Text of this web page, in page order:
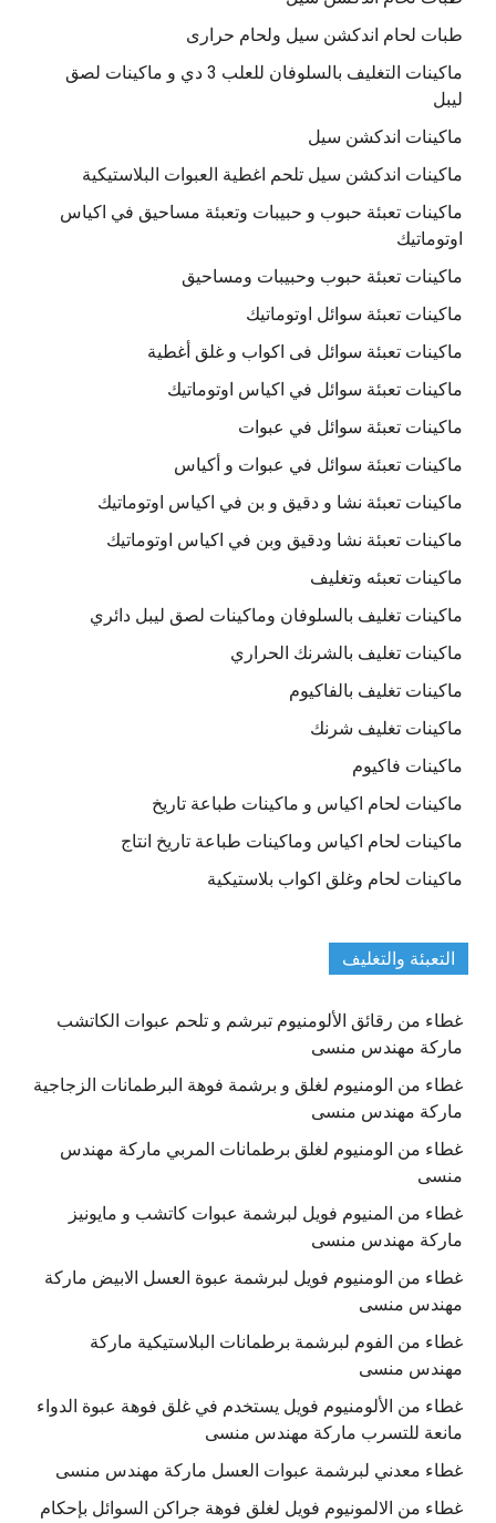
طبات لحام اندكشن سيل ولحام حرارى
ماكينات التغليف بالسلوفان للعلب 3 دي و ماكينات لصق
ليبل
ماكينات اندكشن سيل
ماكينات اندكشن سيل تلحم اغطية العبوات البلاستيكية
ماكينات تعبئة حبوب و حبيبات وتعبئة مساحيق في اكياس
اوتوماتيك
ماكينات تعبئة حبوب وحبيبات ومساحيق
ماكينات تعبئة سوائل اوتوماتيك
ماكينات تعبئة سوائل فى اكواب و غلق أغطية
ماكينات تعبئة سوائل في اكياس اوتوماتيك
ماكينات تعبئة سوائل في عبوات
ماكينات تعبئة سوائل في عبوات و أكياس
ماكينات تعبئة نشا و دقيق و بن في اكياس اوتوماتيك
ماكينات تعبئة نشا ودقيق وبن في اكياس اوتوماتيك
ماكينات تعبئه وتغليف
ماكينات تغليف بالسلوفان وماكينات لصق ليبل دائري
ماكينات تغليف بالشرنك الحراري
ماكينات تغليف بالفاكيوم
ماكينات تغليف شرنك
ماكينات فاكيوم
ماكينات لحام اكياس و ماكينات طباعة تاريخ
ماكينات لحام اكياس وماكينات طباعة تاريخ انتاج
ماكينات لحام وغلق اكواب بلاستيكية
التعبئة والتغليف
غطاء من رقائق الألومنيوم تبرشم و تلحم عبوات الكاتشب
ماركة مهندس منسى
غطاء من الومنيوم لغلق و برشمة فوهة البرطمانات الزجاجية
ماركة مهندس منسى
غطاء من الومنيوم لغلق برطمانات المربي ماركة مهندس
منسى
غطاء من المنيوم فويل لبرشمة عبوات كاتشب و مايونيز
ماركة مهندس منسى
غطاء من الومنيوم فويل لبرشمة عبوة العسل الابيض ماركة
مهندس منسى
غطاء من الفوم لبرشمة برطمانات البلاستيكية ماركة
مهندس منسى
غطاء من الألومنيوم فويل يستخدم في غلق فوهة عبوة الدواء
مانعة للتسرب ماركة مهندس منسى
غطاء معدني لبرشمة عبوات العسل ماركة مهندس منسى
غطاء من الالمونيوم فويل لغلق فوهة جراكن السوائل بإحكام